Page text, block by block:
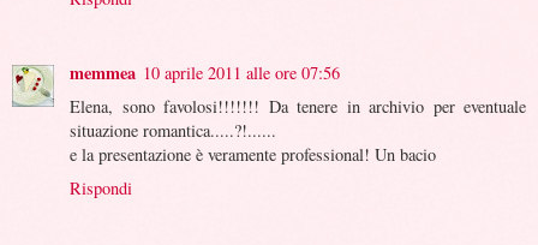
memmea 10 aprile 2011 alle ore 07:56
Elena, sono favolosi!!!!!!! Da tenere in archivio per eventuale
situazione romantica.....?!......
e la presentazione è veramente professional! Un bacio
Rispondi